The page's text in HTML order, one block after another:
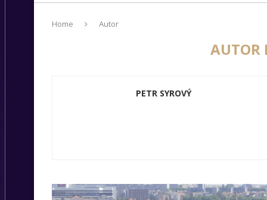
Home Autor
AUTOR
PETR SYROVÝ